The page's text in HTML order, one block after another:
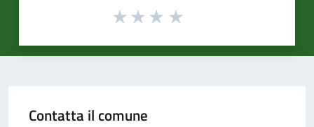
Contatta il comune